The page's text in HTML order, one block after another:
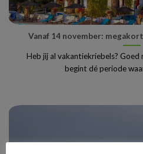
Vanaf 14 november:
Heb jij al vakantiekriebels?
begint dé periode